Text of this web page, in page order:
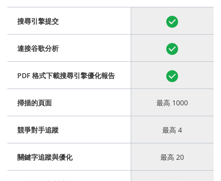
搜尋引擎提交
連接谷歌分析
PDF 格式下載搜尋引擎優化報告
掃描的頁面
競爭對手追蹤
關鍵字追蹤與優化
最高 1000
最高 4
最高 20